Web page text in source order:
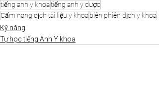
tiếng anh y khoatiếng anh y dược
Cẩm nang dịch tài liệu y khoabiên phiên dịch y khoa
Kỹ năng
Tự học tiếng Anh Y khoa